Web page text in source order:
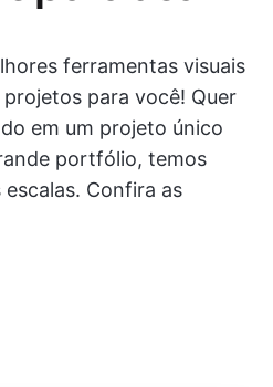
ferramentas visuais
para você! Quer
em um projeto único
portfólio, temos
Confira as